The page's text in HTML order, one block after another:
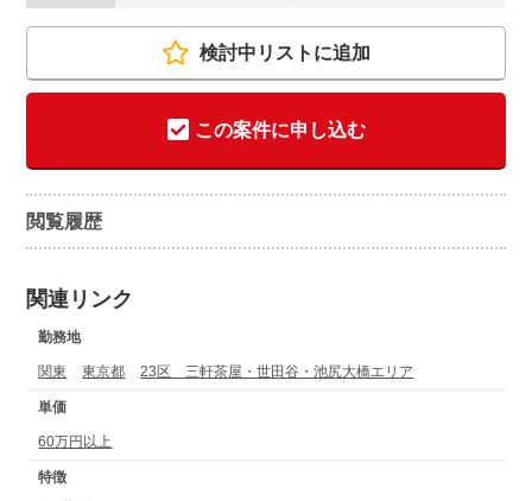
検討中リストに追加
この案件に申し込む
閲覧履歴
関連リンク
勤務地
関東 東京都 23区 三軒茶屋・世田谷・池尻大橋エリア
単価
60万円以上
特徴